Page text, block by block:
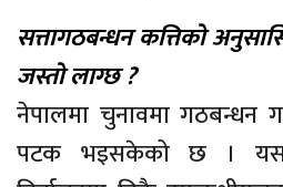
सत्तागठबन्धन कत्तिको
जस्तो लाग्छ?
नेपालमा चुनावमा गठबन्धन
पटक भइसकेको छ ।